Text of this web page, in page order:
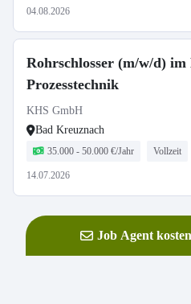
04.08.2026
Rohrschlosser (m/w/d) im
Prozesstechnik
KHS GmbH
Bad Kreuznach
35.000 - 50.000 €/Jahr Vollzeit
14.07.2026
Job Agent